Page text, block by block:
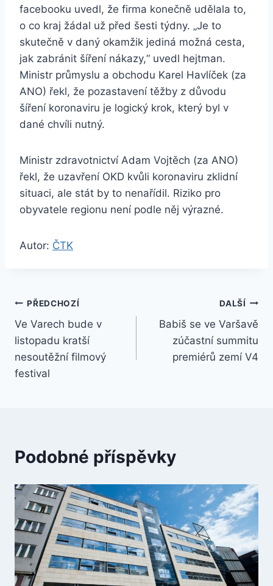
facebooku uvedl, že firma konečně udělala to,
o co kraj žádal už před šesti týdny. „Je to
skutečně v daný okamžik jediná možná cesta,
jak zabránit šíření nákazy,“ uvedl hejtman.
Ministr průmyslu a obchodu Karel Havlíček (za
ANO) řekl, že pozastavení těžby z důvodu
šíření koronaviru je logický krok, který byl v
dané chvíli nutný.
Ministr zdravotnictví Adam Vojtěch (za ANO)
řekl, že uzavření OKD kvůli koronaviru zklidní
situaci, ale stát by to nenařídil. Riziko pro
obyvatele regionu není podle něj výrazné.
Autor: ČTK
Navigace
pro
příspěvek
PŘEDCHOZÍ
Ve Varech bude v
listopadu kratší
nesoutěžní filmový
festival
DALŠÍ
Babiš se ve Varšavě
zúčastní summitu
premiérů zemí V4
Podobné příspěvky